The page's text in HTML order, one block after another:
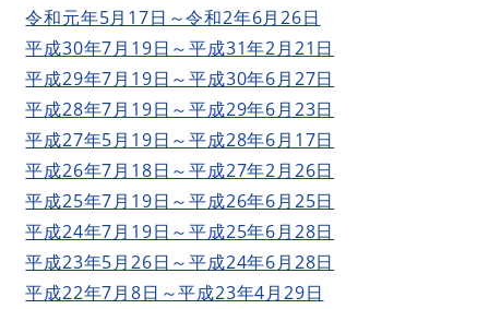
令和元年5月17日～令和2年6月26日
平成30年7月19日～平成31年2月21日
平成29年7月19日～平成30年6月27日
平成28年7月19日～平成29年6月23日
平成27年5月19日～平成28年6月17日
平成26年7月18日～平成27年2月26日
平成25年7月19日～平成26年6月25日
平成24年7月19日～平成25年6月28日
平成23年5月26日～平成24年6月28日
平成22年7月8日～平成23年4月29日